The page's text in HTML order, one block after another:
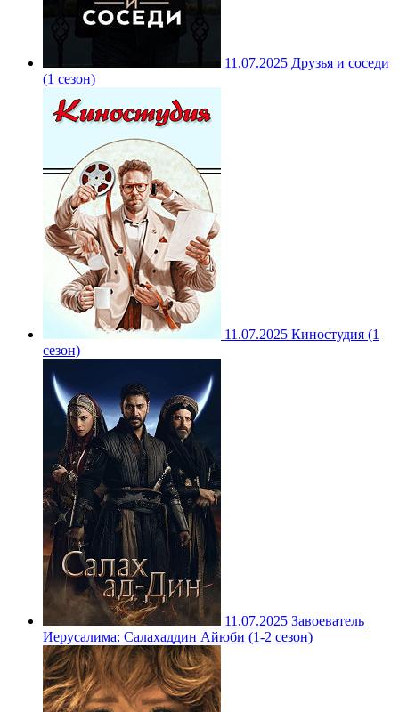
11.07.2025 Друзья и соседи
(1 сезон)
11.07.2025 Киностудия (1
сезон)
11.07.2025 Завоеватель
Иерусалима: Салахаддин Айюби (1-2 сезон)